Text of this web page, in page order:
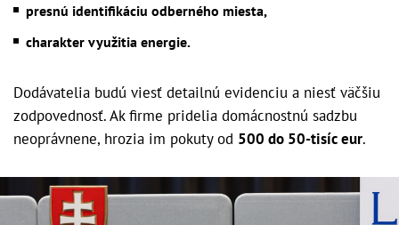
presnú identifikáciu odberného miesta,
charakter využitia energie.
Dodávatelia budú viesť detailnú evidenciu a niesť väčšiu
zodpovednosť. Ak firme pridelia domácnostnú sadzbu
neoprávnene, hrozia im pokuty od 500 do 50-tisíc eur.